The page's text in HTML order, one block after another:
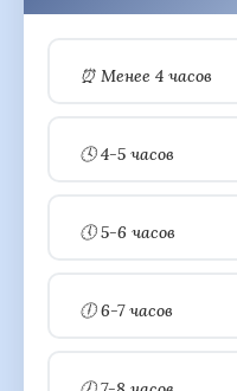
⏰ Менее 4 часов
🕓 4-5 часов
🕔 5-6 часов
🕕 6-7 часов